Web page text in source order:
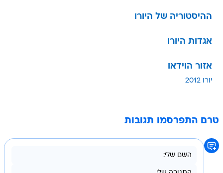
ההיסטוריה של היורו
אגדות היורו
אזור הוידאו
יורו 2012
טרם התפרסמו תגובות